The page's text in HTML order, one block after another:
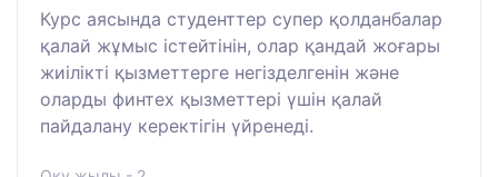
Курс аясында студенттер супер қолданбалар
қалай жұмыс істейтінін, олар қандай жоғары
жиілікті қызметтерге негізделгенін және
оларды финтех қызметтері үшін қалай
пайдалану керектігін үйренеді.